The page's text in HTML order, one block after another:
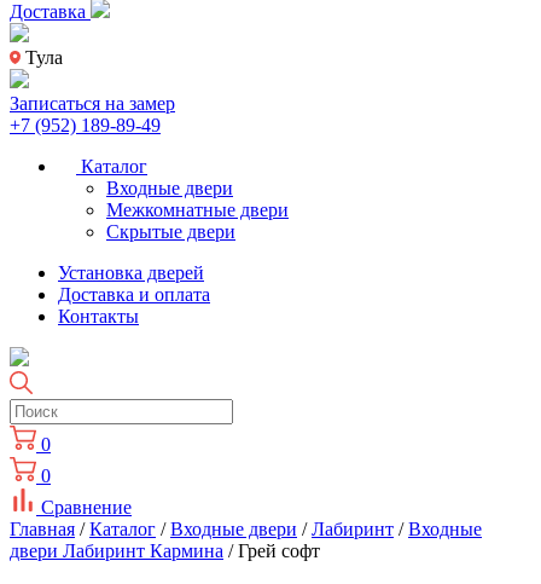
Доставка
Тула
Записаться на замер
+7 (952) 189-89-49
Каталог
Входные двери
Межкомнатные двери
Скрытые двери
Установка дверей
Доставка и оплата
Контакты
0
0
Сравнение
Главная /Каталог /Входные двери /Лабиринт /Входные
двери Лабиринт Кармина / Грей софт